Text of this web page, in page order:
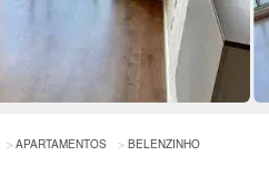
APARTAMENTOS BELENZINHO